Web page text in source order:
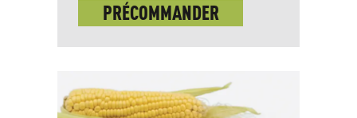
PRÉCOMMANDER